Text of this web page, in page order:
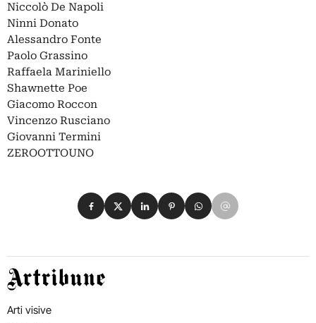
Niccolò De Napoli
Ninni Donato
Alessandro Fonte
Paolo Grassino
Raffaela Mariniello
Shawnette Poe
Giacomo Roccon
Vincenzo Rusciano
Giovanni Termini
ZEROOTTOUNO
Condividi su Facebook
Condividi su X
Condividi su LinkedIn
Condividi su Pinterest
Condividi su WhatsApp
Condividi su Email
Artribune
Arti visive